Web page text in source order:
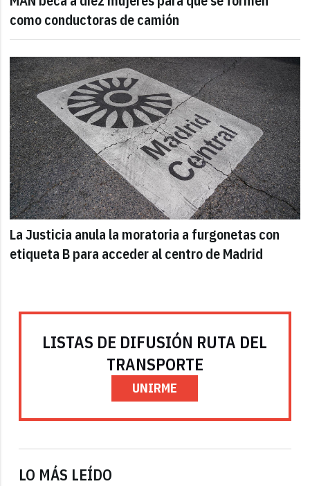
como conductoras de camión
La Justicia anula la moratoria a furgonetas con
etiqueta B para acceder al centro de Madrid
LISTAS DE DIFUSIÓN RUTA DEL
TRANSPORTE
UNIRME
LO MÁS LEÍDO